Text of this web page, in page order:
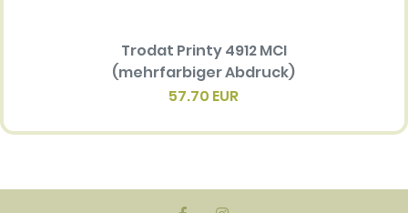
Trodat Printy 4912 MCI
(mehrfarbiger Abdruck)
57.70 EUR